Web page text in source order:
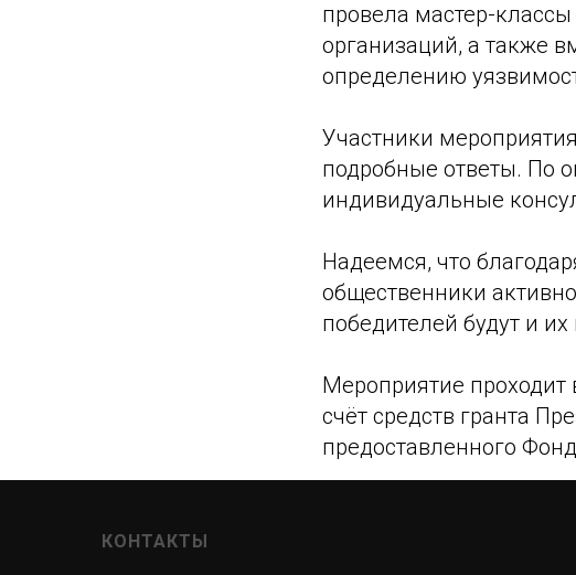
провела мастер-
организаций, а также
определению
Участники
подробные ответы. По
индивидуальные
Надеемся, что
общественники
победителей будут и их
Мероприятие проходит
счёт средств гранта
предоставленного
КОНТАКТЫ